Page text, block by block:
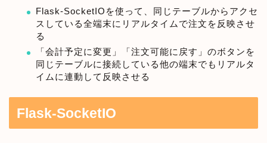
Flask-SocketIOを使って、同じテーブルからアクセ
スしている全端末にリアルタイムで注文を反映させ
る
「会計予定に変更」「注文可能に戻す」のボタンを
同じテーブルに接続している他の端末でもリアルタ
イムに連動して反映させる
Flask-SocketIO